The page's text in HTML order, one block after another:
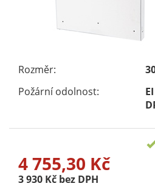
Rozměr:
Požární odolnost:
4 755,30 Kč
3 930 Kč bez DPH